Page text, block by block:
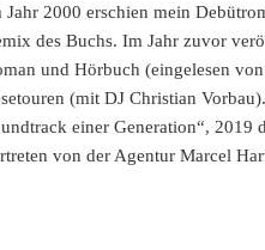
Jahr 2000 erschien mein
des Buchs. Im Jahr zuvor
und Hörbuch (eingelesen
(mit DJ Christian
einer Generation“, 2019
von der Agentur Marcel